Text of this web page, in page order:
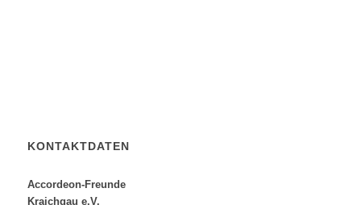
KONTAKTDATEN
Accordeon-Freunde
Kraichgau e.V.